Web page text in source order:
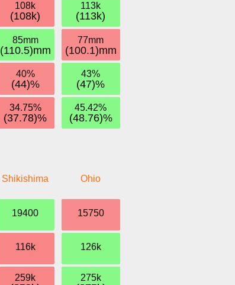
108k
(108k)
85mm
(110.5)mm
40%
(44)%
34.75%
(37.78)%
Shikishima
19400
116k
259k
113k
(113k)
77mm
(100.1)mm
43%
(47)%
45.42%
(48.76)%
Ohio
15750
126k
275k